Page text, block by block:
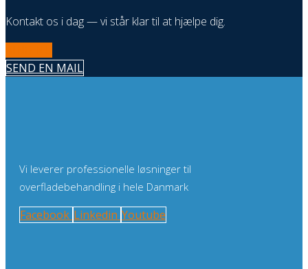
Kontakt os i dag — vi står klar til at hjælpe dig.
SEND EN MAIL
Vi leverer professionelle løsninger til
overfladebehandling i hele Danmark
Facebook Linkedin Youtube